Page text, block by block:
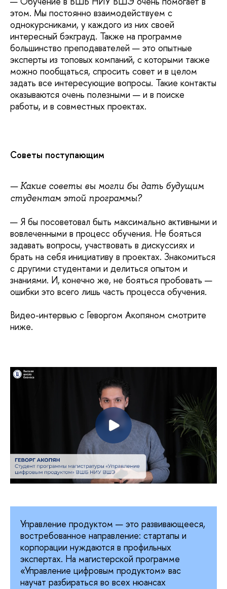
этом. Мы постоянно взаимодействуем с
однокурсниками, у каждого из них своей
интересный бэкграуд. Также на программе
большинство преподавателей — это опытные
эксперты из топовых компаний, с которыми также
можно пообщаться, спросить совет и в целом
задать все интересующие вопросы. Такие контакты
оказываются очень полезными — и в поиске
работы, и в совместных проектах.
Советы поступающим
— Какие советы вы могли бы дать будущим
студентам этой программы?
— Я бы посоветовал быть максимально активными и
вовлеченными в процесс обучения. Не бояться
задавать вопросы, участвовать в дискуссиях и
брать на себя инициативу в проектах. Знакомиться
с другими студентами и делиться опытом и
знаниями. И, конечно же, не бояться пробовать —
ошибки это всего лишь часть процесса обучения.
Видео-интервью с Геворгом Акопяном смотрите
ниже.
Управление продуктом — это развивающееся,
востребованное направление: стартапы и
корпорации нуждаются в профильных
экспертах. На магистерской программе
«Управление цифровым продуктом» вас
научат разбираться во всех нюансах